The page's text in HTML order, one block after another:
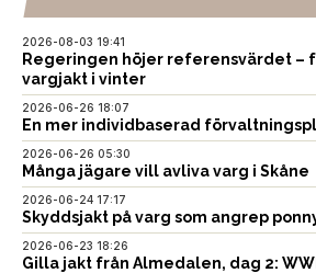
2026-08-03 19:41
Regeringen höjer referensvärdet –
vargjakt i vinter
2026-06-26 18:07
En mer individbaserad
2026-06-26 05:30
Många jägare vill avliva varg i Skåne
2026-06-24 17:17
Skyddsjakt på varg som angrep
2026-06-23 18:26
Gilla jakt från Almedalen, dag 2: